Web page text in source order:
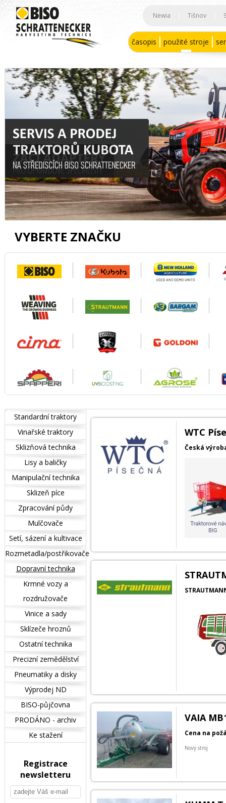
Newia Tišnov
časopis použité stroje
VYBERTE ZNAČKU
WTC
Česká
VAIA
Cena na
Nový stroj
Standardní traktory
Vinařské traktory
Sklizňová technika
Lisy a baličky
Manipulační technika
Sklizeň píce
Zpracování půdy
Mulčovače
Setí, sázení a kultivace
Rozmetadla/postřikovače
Dopravní technika
Krmné vozy a
rozdružovače
Vinice a sady
Sklízeče hroznů
Ostatní technika
Precizní zemědělství
Pneumatiky a disky
Výprodej ND
BISO-půjčovna
PRODÁNO - archiv
Ke stažení
Registrace
newsletteru